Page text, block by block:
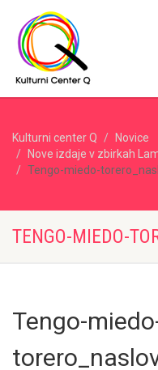
Kulturni center Q
Novice
Nove izdaje v zbirkah
Tengo-miedo-
TENGO-MIEDO-
Tengo-